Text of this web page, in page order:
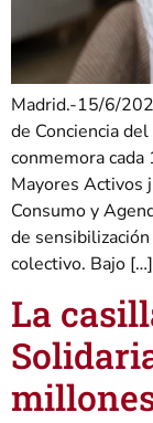
Madrid.-15/6/
de Conciencia
conmemora
Mayores Activos
Consumo y
de
colectivo. Bajo […]
La